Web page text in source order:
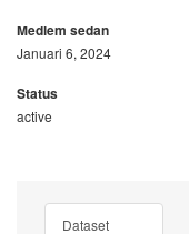
Medlem sedan
Januari 6, 2024
Status
active
Dataset